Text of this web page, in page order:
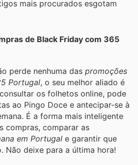
mais procurados esgotam
de Black Friday com 365
perde nenhuma das promoções
Portugal, o seu melhor aliado é
os folhetos online, pode
ao Pingo Doce e antecipar-se à
É a forma mais inteligente
compras, comparar as
em Portugal e garantir que
Não deixe para a última hora!